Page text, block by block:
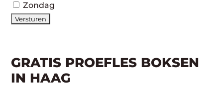
Zondag
GRATIS PROEFLES BOKSEN
IN HAAG